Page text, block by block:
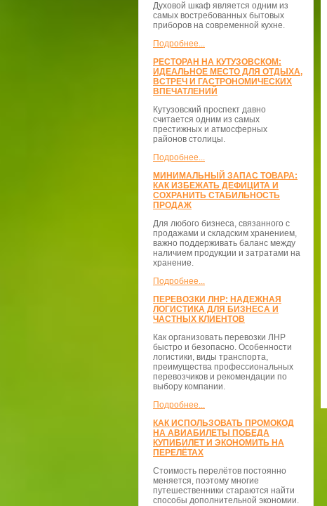
Духовой шкаф является одним из
самых востребованных бытовых
приборов на современной кухне.
Подробнее...
РЕСТОРАН НА КУТУЗОВСКОМ:
ИДЕАЛЬНОЕ МЕСТО ДЛЯ ОТДЫХА,
ВСТРЕЧ И ГАСТРОНОМИЧЕСКИХ
ВПЕЧАТЛЕНИЙ
Кутузовский проспект давно
считается одним из самых
престижных и атмосферных
районов столицы.
Подробнее...
МИНИМАЛЬНЫЙ ЗАПАС ТОВАРА:
КАК ИЗБЕЖАТЬ ДЕФИЦИТА И
СОХРАНИТЬ СТАБИЛЬНОСТЬ
ПРОДАЖ
Для любого бизнеса, связанного с
продажами и складским хранением,
важно поддерживать баланс между
наличием продукции и затратами на
хранение.
Подробнее...
ПЕРЕВОЗКИ ЛНР: НАДЕЖНАЯ
ЛОГИСТИКА ДЛЯ БИЗНЕСА И
ЧАСТНЫХ КЛИЕНТОВ
Как организовать перевозки ЛНР
быстро и безопасно. Особенности
логистики, виды транспорта,
преимущества профессиональных
перевозчиков и рекомендации по
выбору компании.
Подробнее...
КАК ИСПОЛЬЗОВАТЬ ПРОМОКОД
НА АВИАБИЛЕТЫ ПОБЕДА
КУПИБИЛЕТ И ЭКОНОМИТЬ НА
ПЕРЕЛЁТАХ
Стоимость перелётов постоянно
меняется, поэтому многие
путешественники стараются найти
способы дополнительной экономии.